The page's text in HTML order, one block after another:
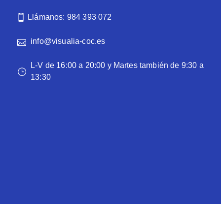
Llámanos: 984 393 072
info@visualia-coc.es
L-V de 16:00 a 20:00 y Martes también de 9:30 a
13:30